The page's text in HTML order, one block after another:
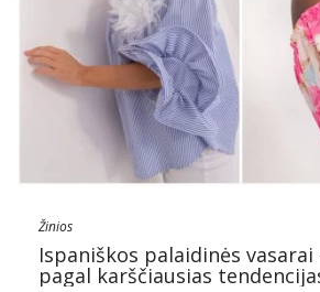
Žinios
Ispaniškos palaidinės
pagal karščiausias